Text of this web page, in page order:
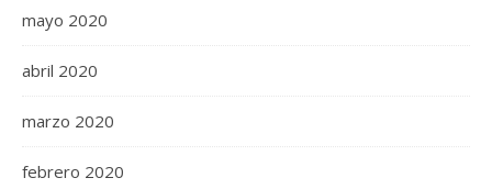
mayo 2020
abril 2020
marzo 2020
febrero 2020